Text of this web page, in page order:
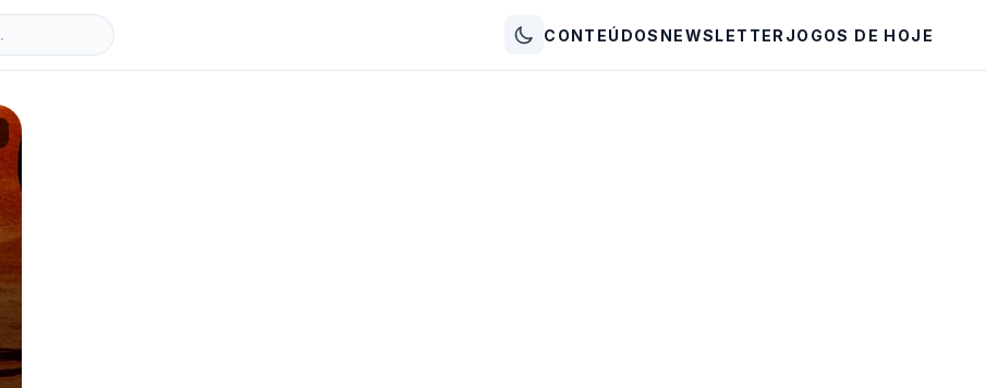
CONTEÚDOS NEWSLETTER JOGOS DE HOJE